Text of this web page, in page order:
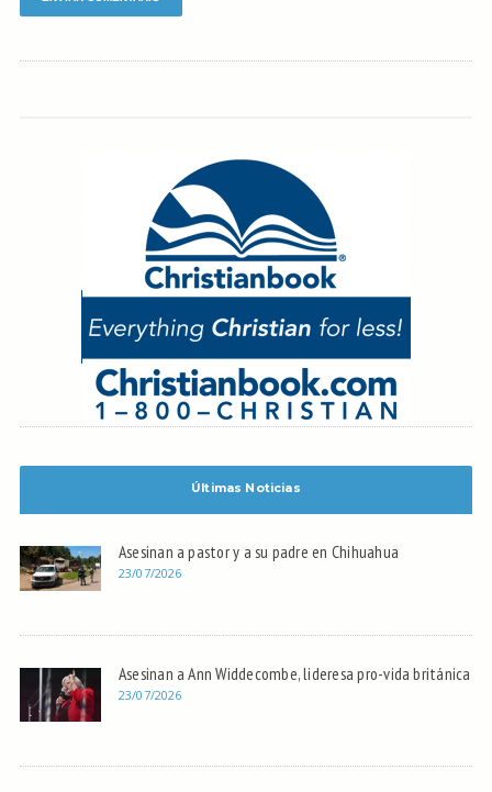
Últimas Noticias
Asesinan a pastor y a su padre en Chihuahua
23/07/2026
Asesinan a Ann Widdecombe, lideresa pro-vida británica
23/07/2026